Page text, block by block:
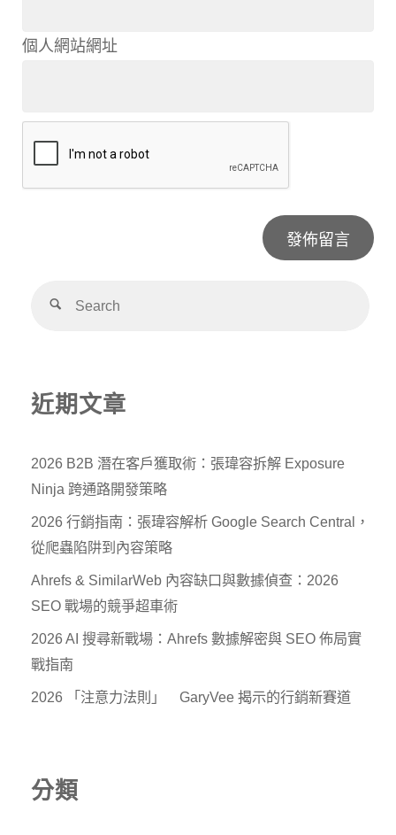
個人網站網址
近期文章
2026 B2B 潛在客戶獲取術：張瑋容拆解 Exposure
Ninja 跨通路開發策略
2026 行銷指南：張瑋容解析 Google Search Central，
從爬蟲陷阱到內容策略
Ahrefs & SimilarWeb 內容缺口與數據偵查：2026
SEO 戰場的競爭超車術
2026 AI 搜尋新戰場：Ahrefs 數據解密與 SEO 佈局實
戰指南
2026 「注意力法則」 GaryVee 揭示的行銷新賽道
分類